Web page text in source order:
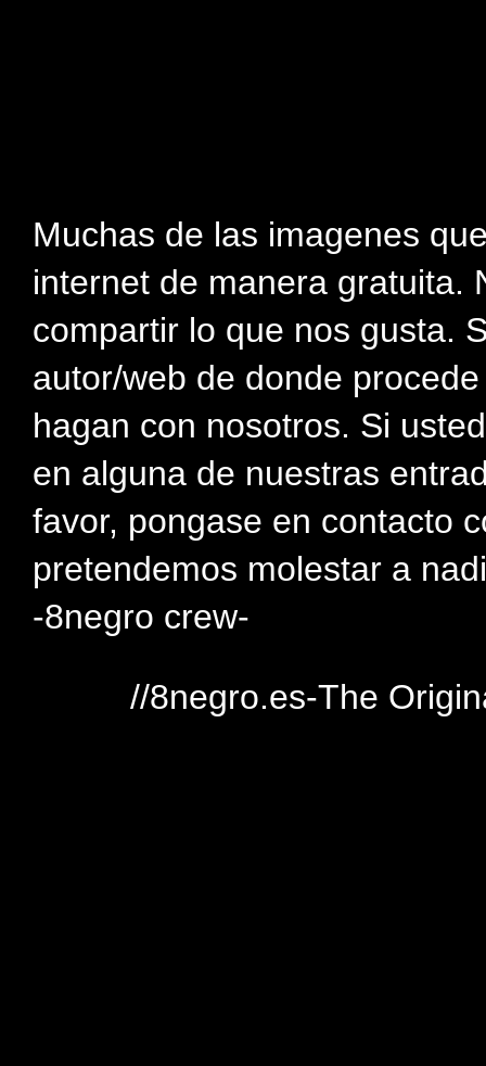
Muchas de las imagenes
internet de manera gratuita.
compartir lo que nos gusta.
autor/web de donde
hagan con nosotros. Si
en alguna de nuestras
favor, pongase en contacto
pretendemos molestar a
-8negro crew-
//8negro.es-The